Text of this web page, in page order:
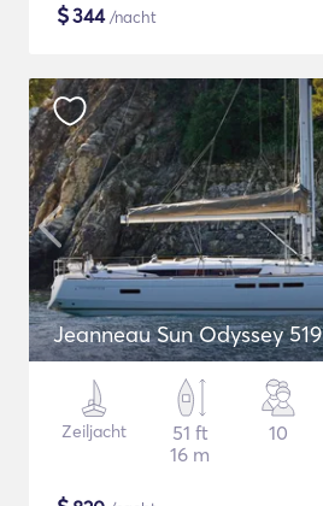
$344/nacht
Jeanneau Sun Odyssey 519
Zeiljacht
51 ft
16 m
10